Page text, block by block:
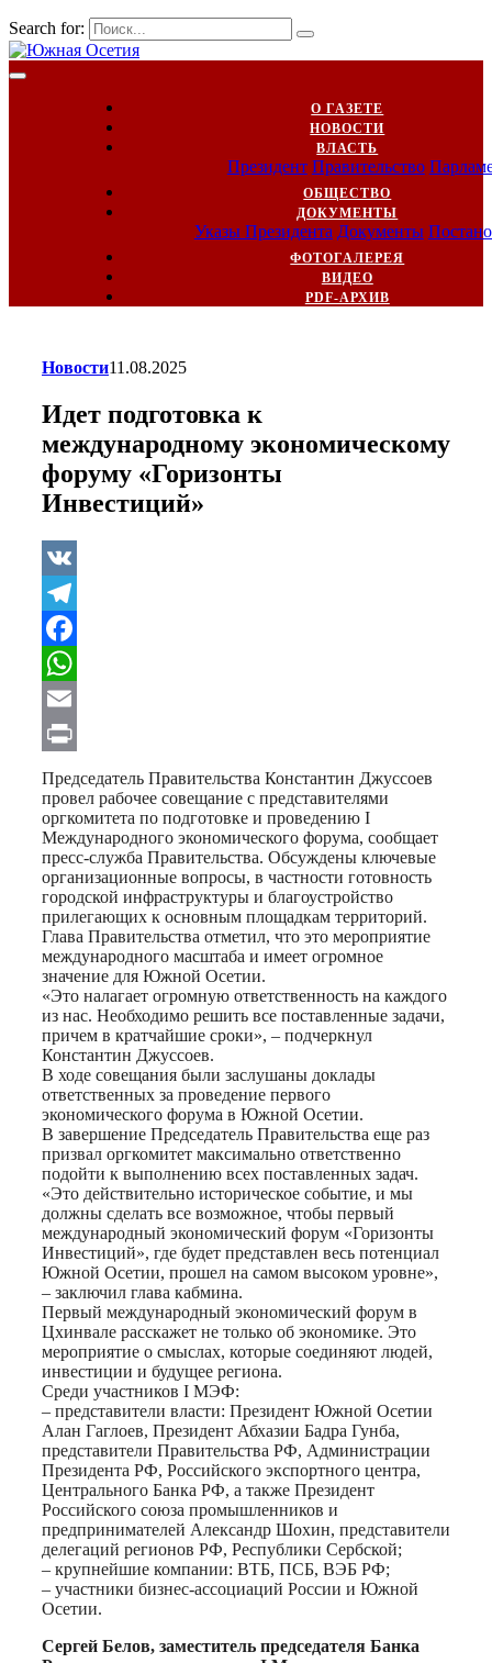
Search for:
О ГАЗЕТЕ
НОВОСТИ
ВЛАСТЬ
Президент Правительство
ОБЩЕСТВО
ДОКУМЕНТЫ
Указы Президента Документы
ФОТОГАЛЕРЕЯ
ВИДЕО
PDF-АРХИВ
Новости11.08.2025
Идет подготовка к
международному экономическому
форуму «Горизонты
Инвестиций»
VK
Telegram
Facebook
WhatsApp
Email
Print
Председатель Правительства Константин Джуссоев
провел рабочее совещание с представителями
оргкомитета по подготовке и проведению I
Международного экономического форума, сообщает
пресс-служба Правительства. Обсуждены ключевые
организационные вопросы, в частности готовность
городской инфраструктуры и благоустройство
прилегающих к основным площадкам территорий.
Глава Правительства отметил, что это мероприятие
международного масштаба и имеет огромное
значение для Южной Осетии.
«Это налагает огромную ответственность на каждого
из нас. Необходимо решить все поставленные задачи,
причем в кратчайшие сроки», – подчеркнул
Константин Джуссоев.
В ходе совещания были заслушаны доклады
ответственных за проведение первого
экономического форума в Южной Осетии.
В завершение Председатель Правительства еще раз
призвал оргкомитет максимально ответственно
подойти к выполнению всех поставленных задач.
«Это действительно историческое событие, и мы
должны сделать все возможное, чтобы первый
международный экономический форум «Горизонты
Инвестиций», где будет представлен весь потенциал
Южной Осетии, прошел на самом высоком уровне»,
– заключил глава кабмина.
Первый международный экономический форум в
Цхинвале расскажет не только об экономике. Это
мероприятие о смыслах, которые соединяют людей,
инвестиции и будущее региона.
Среди участников I МЭФ:
– представители власти: Президент Южной Осетии
Алан Гаглоев, Президент Абхазии Бадра Гунба,
представители Правительства РФ, Администрации
Президента РФ, Российского экспортного центра,
Центрального Банка РФ, а также Президент
Российского союза промышленников и
предпринимателей Александр Шохин, представители
делегаций регионов РФ, Республики Сербской;
– крупнейшие компании: ВТБ, ПСБ, ВЭБ РФ;
– участники бизнес-ассоциаций России и Южной
Осетии.
Сергей Белов, заместитель председателя Банка